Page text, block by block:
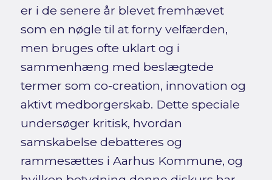
er i de senere år blevet fremhævet
som en nøgle til at forny velfærden,
men bruges ofte uklart og i
sammenhæng med beslægtede
termer som co-creation, innovation og
aktivt medborgerskab. Dette speciale
undersøger kritisk, hvordan
samskabelse debatteres og
rammesættes i Aarhus Kommune, og